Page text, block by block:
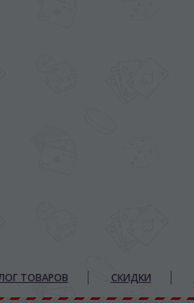
ТОВАРОВ СКИДКИ